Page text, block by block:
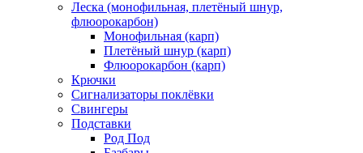
Леска (монофильная, плетёный шнур,
флюорокарбон)
Монофильная (карп)
Плетёный шнур (карп)
Флюорокарбон (карп)
Крючки
Сигнализаторы поклёвки
Свингеры
Подставки
Род Под